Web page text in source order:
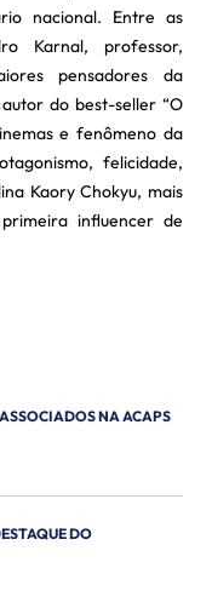
nacional. Entre as
Karnal, professor,
pensadores da
do best-seller “O
e fenômeno da
felicidade,
Kaory Chokyu, mais
influencer de
NA ACAPS
DO